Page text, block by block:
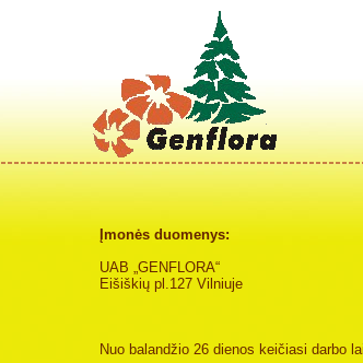
Įmonės duomenys:
UAB „GENFLORA“
Eišiškių pl.127 Vilniuje
Nuo balandžio 26 dienos keičiasi darbo